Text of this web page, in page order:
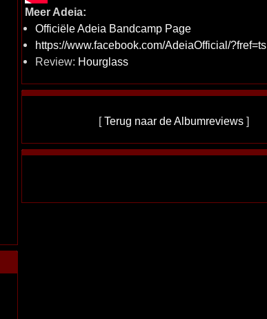
Meer Adeia:
Officiële Adeia Bandcamp Page
https://www.facebook.com/AdeiaOfficial/?fref=ts
Review: Hourglass
[Terug naar de Albumreviews ]